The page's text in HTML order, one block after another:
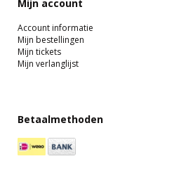
Mijn account
Account informatie
Mijn bestellingen
Mijn tickets
Mijn verlanglijst
Betaalmethoden